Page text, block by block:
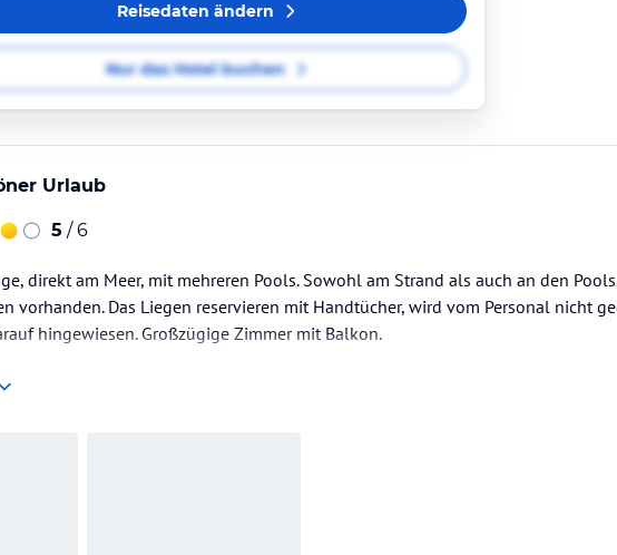
Reisedaten ändern
Nur das Hotel buchen
Urlaub
5 / 6
direkt am Meer, mit mehreren Pools. Sowohl am Strand als auch an den
vorhanden. Das Liegen reservieren mit Handtücher, wird vom Personal nicht
hingewiesen. Großzügige Zimmer mit Balkon.